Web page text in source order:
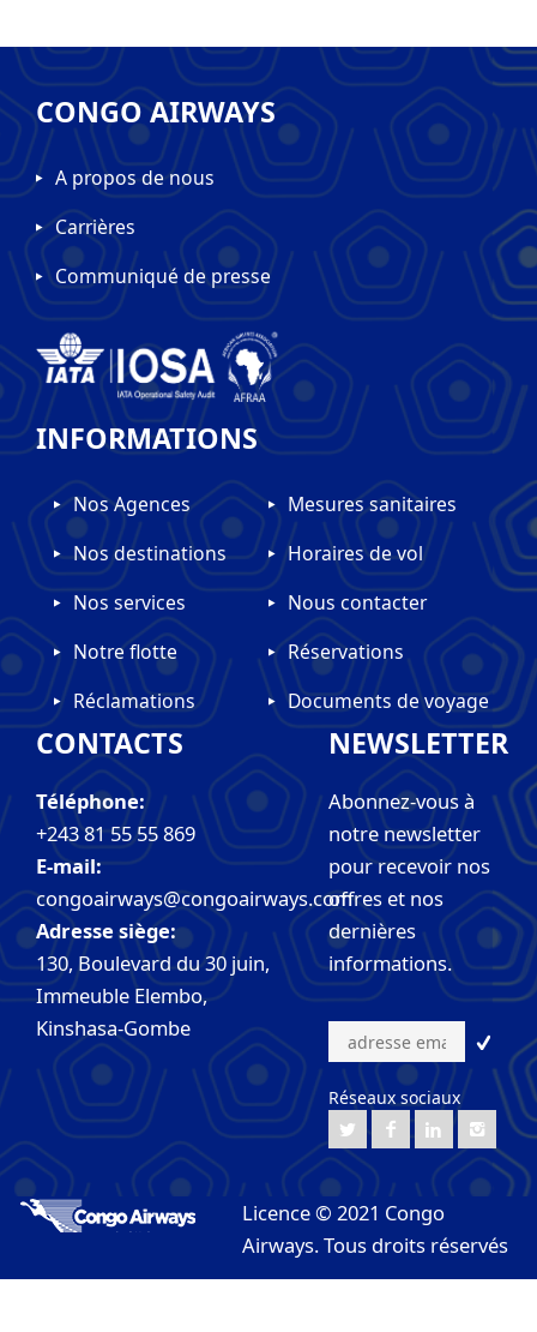
CONGO AIRWAYS
A propos de nous
Carrières
Communiqué de presse
INFORMATIONS
Nos Agences
Nos destinations
Nos services
Notre flotte
Réclamations
Mesures sanitaires
Horaires de vol
Nous contacter
Réservations
Documents de voyage
CONTACTS
Téléphone:
+243 81 55 55 869
E-mail:
congoairways@congoairways.com
Adresse siège:
130, Boulevard du 30 juin,
Immeuble Elembo,
Kinshasa-Gombe
NEWSLETTER
Abonnez-vous à
notre newsletter
pour recevoir nos
offres et nos
dernières
informations.
Réseaux sociaux
Licence © 2021 Congo
Airways. Tous droits réservés